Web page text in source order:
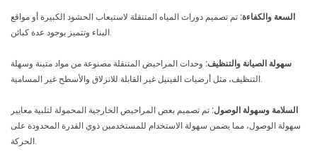
السعة والكفاءة: تم تصميم دورات المياه المتنقلة لاستيعاب الحشود الكبيرة أو مواقع
البناء وتتميز بوجود عدة كبائن.
سهولة الصيانة والتنظيف: وحدات المراحيض المتنقلة مصنوعة من مواد متينة وسهلة
التنظيف، مثل أرضيات الفينيل غير القابلة للانزلاق والأسطح غير المسامية.
السلامة وسهولة الوصول: تم تصميم بعض المراحيض الخارجية المحمولة لتلبية معايير
سهولة الوصول، مما يضمن سهولة الاستخدام للمستخدمين ذوي القدرة المحدودة على
الحركة.